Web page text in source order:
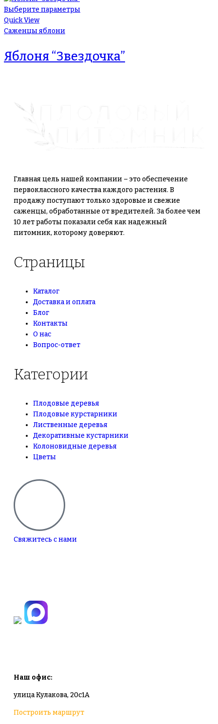
Выберите параметры
Quick View
Саженцы яблони
Яблоня “Звездочка”
Главная цель нашей компании – это обеспечение
первоклассного качества каждого растения. В
продажу поступают только здоровые и свежие
саженцы, обработанные от вредителей. За более чем
10 лет работы показали себя как надежный
питомник, которому доверяют.
Страницы
Каталог
Доставка и оплата
Блог
Контакты
О нас
Вопрос-ответ
Категории
Плодовые деревья
Плодовые курстарники
Лиственные деревья
Декоративные кустарники
Колоновидные деревья
Цветы
Свяжитесь с нами
Наш офис:
улица Кулакова, 20с1А
Построить маршрут